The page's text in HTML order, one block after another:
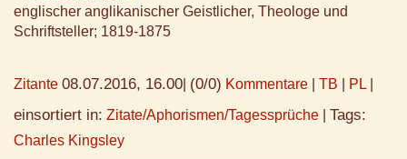
englischer anglikanischer Geistlicher, Theologe und
Schriftsteller; 1819-1875
Zitante 08.07.2016, 16.00 (0/0) Kommentare TB PL
einsortiert in: Zitate/Aphorismen/Tagessprüche Tags:
Charles Kingsley